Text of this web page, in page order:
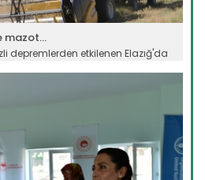
mazot...
depremlerden etkilenen Elazığ'da